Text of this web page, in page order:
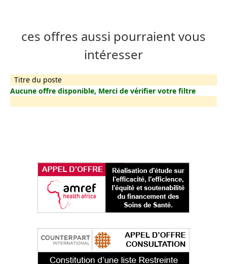
ces offres aussi pourraient vous
intéresser
Titre du poste
Aucune offre disponible, Merci de vérifier votre filtre